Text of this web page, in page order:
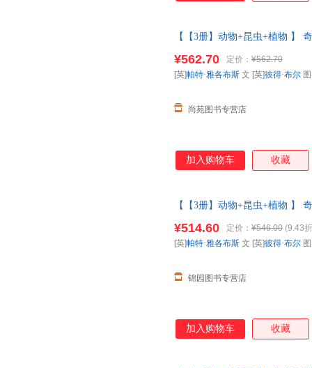
【【3册】动物+昆虫+植物 】
【让您无忧购物】
¥562.70 定价： ¥562.70
尚苑图书专营店
[英]帕特·雅各布斯 文 [英]彼得·布尔
加入购物车 收藏
【【3册】动物+昆虫+植物 】
如需请联系在线客服
¥514.60 定价： ¥546.00 (9.43
锦园图书专营店
[英]帕特·雅各布斯 文 [英]彼得·布尔
加入购物车 收藏